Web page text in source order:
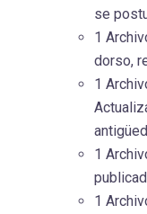
se
1
dorso,
1
1
1